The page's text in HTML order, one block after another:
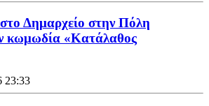
Δημαρχείο στην Πόλη
κωμωδία «Κατάλαθος
23:33